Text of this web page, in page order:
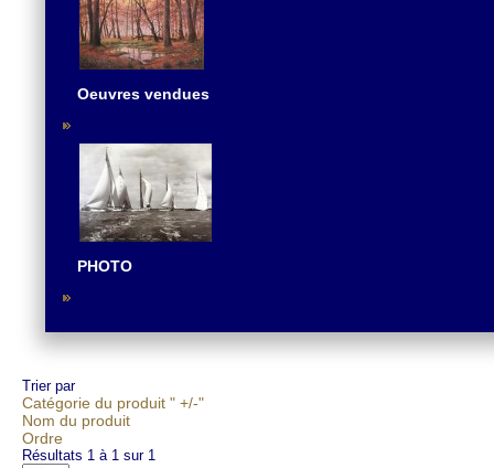
Oeuvres vendues
PHOTO
Trier par
Catégorie du produit " +/-"
Nom du produit
Ordre
Résultats 1 à 1 sur 1